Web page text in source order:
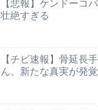
【悲報】ケンドーコ
壮絶すぎる
【チビ速報】骨延長
ん、新たな真実が発